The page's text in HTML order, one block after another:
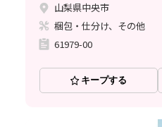
山梨県中央市
梱包・仕分け、その他
61979-00
キープする